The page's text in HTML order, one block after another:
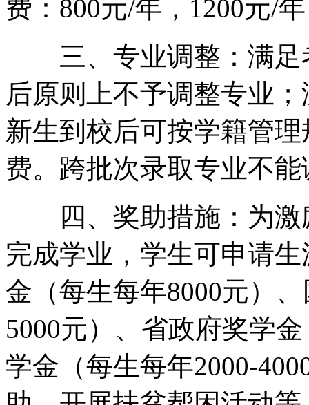
费：800元/年，1200元/
三、专业调整：满足
后原则上不予调整专业
新生到校后可按学籍管
费。跨批次录取专业不能
四、奖助措施：为激
完成学业，学生可申请
金（每生每年8000元）
5000元）、省政府奖学
学金（每生每年2000-